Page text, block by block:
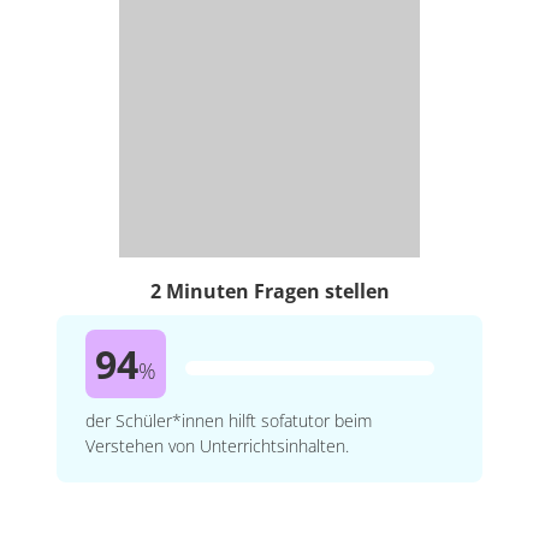
2 Minuten Fragen stellen
94%
der Schüler*innen hilft sofatutor beim
Verstehen von Unterrichtsinhalten.